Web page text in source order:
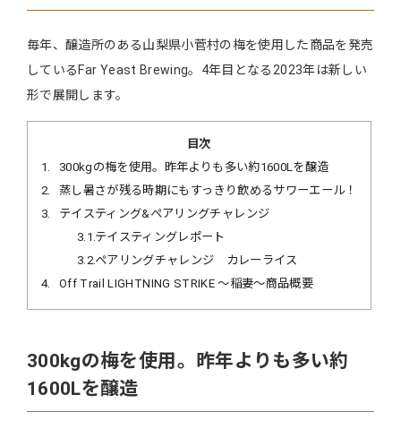
毎年、醸造所のある山梨県小菅村の梅を使用した商品を発売
しているFar Yeast Brewing。4年目となる2023年は新しい
形で展開します。
目次
1
300kgの梅を使用。昨年よりも多い約1600Lを醸造
2
蒸し暑さが残る時期にもすっきり飲めるサワーエール！
3
テイスティング&ペアリングチャレンジ
3.1 テイスティングレポート
3.2ペアリングチャレンジ カレーライス
4
Off Trail LIGHTNING STRIKE 〜稲妻〜商品概要
300kgの梅を使用。昨年よりも多い約
1600Lを醸造